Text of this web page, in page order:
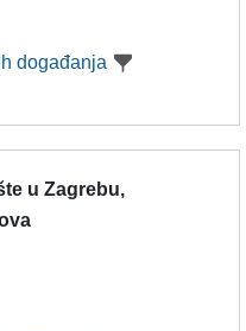
događanja
u Zagrebu,